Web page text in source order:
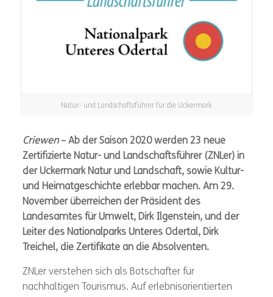
Natur- und Landschaftsführer für die Uckermark
Criewen– Ab der Saison 2020 werden 23 neue
Zertifizierte Natur- und Landschaftsführer (ZNLer) in
der Uckermark Natur und Landschaft, sowie Kultur-
und Heimatgeschichte erlebbar machen. Am 29.
November überreichen der Präsident des
Landesamtes für Umwelt, Dirk Ilgenstein, und der
Leiter des Nationalparks Unteres Odertal, Dirk
Treichel, die Zertifikate an die Absolventen.
ZNLer verstehen sich als Botschafter für
nachhaltigen Tourismus. Auf erlebnisorientierten